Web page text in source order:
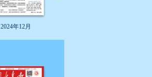
2024年12月